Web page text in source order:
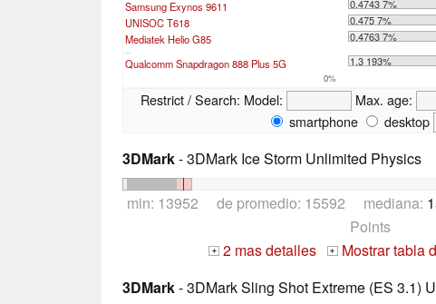
Samsung Exynos 9611
0.4743 7%
UNISOC T618
0.475 7%
Mediatek Helio G85
0.4763 7%
Qualcomm Snapdragon 888 Plus 5G 1.3 193%
0%
Restrict / Search: Model: Max. age:
smartphone
desktop
3DMark- 3DMark Ice Storm Unlimited Physics
min: 13952 de promedio: 15592 mediana:
Points
+ 2 mas detalles + Mostrar tabla
3DMark- 3DMark Sling Shot Extreme (ES 3.1)